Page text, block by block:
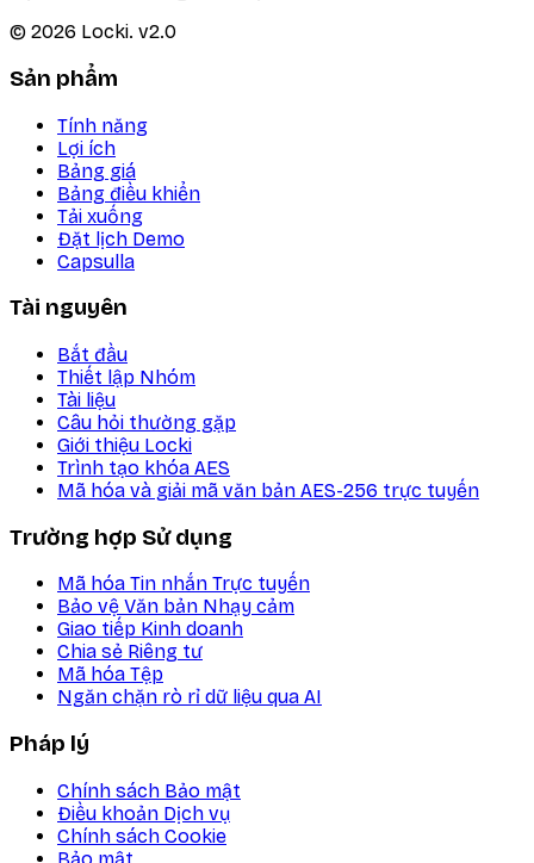
© 2026 Locki. v2.0
Sản phẩm
Tính năng
Lợi ích
Bảng giá
Bảng điều khiển
Tải xuống
Đặt lịch Demo
Capsulla
Tài nguyên
Bắt đầu
Thiết lập Nhóm
Tài liệu
Câu hỏi thường gặp
Giới thiệu Locki
Trình tạo khóa AES
Mã hóa và giải mã văn bản AES-256 trực tuyến
Trường hợp Sử dụng
Mã hóa Tin nhắn Trực tuyến
Bảo vệ Văn bản Nhạy cảm
Giao tiếp Kinh doanh
Chia sẻ Riêng tư
Mã hóa Tệp
Ngăn chặn rò rỉ dữ liệu qua AI
Pháp lý
Chính sách Bảo mật
Điều khoản Dịch vụ
Chính sách Cookie